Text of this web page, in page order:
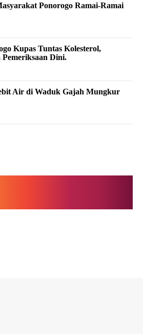
Ponorogo Ramai-Ramai
Kupas Tuntas Kolesterol,
Dini.
Air di Waduk Gajah Mungkur